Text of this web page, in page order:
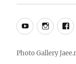
YouTube